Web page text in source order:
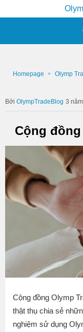
Homepage Olymp
OlympTradeBlog 3
Cộng đồng
Cộng đồng Olymp
thật thụ chia sẻ
nghiệm sử dụng